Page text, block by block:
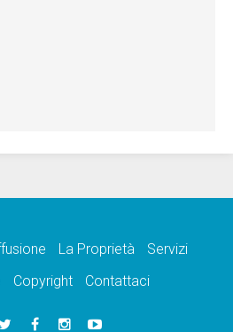
La Proprietà
Servizi
Copyright Contattaci